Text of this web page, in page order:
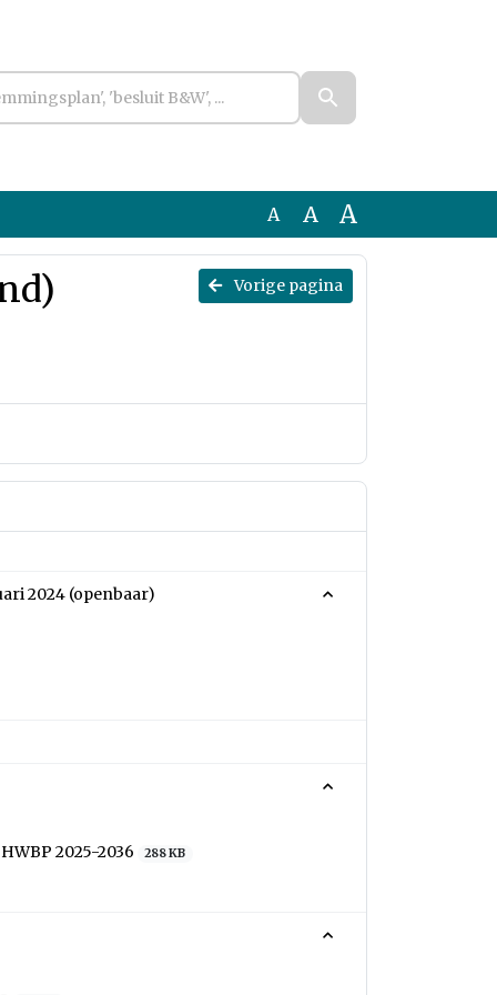
A A A
Vorige pagina
2024 (openbaar)
2025-2036
288 KB